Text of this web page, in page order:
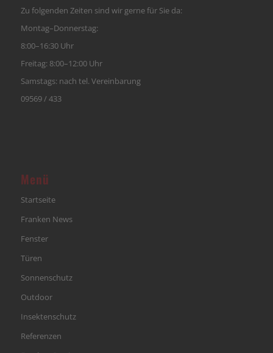
Zu folgenden Zeiten sind wir gerne für Sie da:
Montag–Donnerstag:
8:00–16:30 Uhr
Freitag: 8:00–12:00 Uhr
Samstags: nach tel. Vereinbarung
09569 / 433
Menü
Startseite
Franken News
Fenster
Türen
Sonnenschutz
Outdoor
Insektenschutz
Referenzen